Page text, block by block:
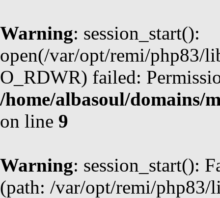
Warning: session_start():
open(/var/opt/remi/php83/
O_RDWR) failed:
/home/albasoul/domains/
on line 9
Warning: session_start():
(path: /var/opt/remi/php83/